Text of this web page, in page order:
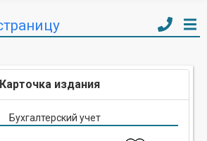
Карточка издания